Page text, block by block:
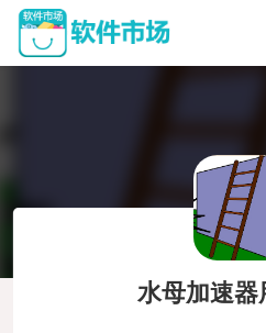
水母加速器